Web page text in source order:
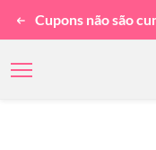
Cupons não são